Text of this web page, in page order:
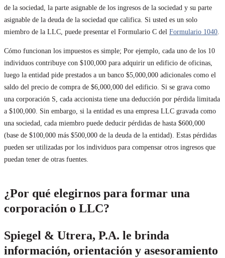
de la sociedad, la parte asignable de los ingresos de la sociedad y su parte
asignable de la deuda de la sociedad que califica. Si usted es un solo
miembro de la LLC, puede presentar el Formulario C del Formulario 1040
Cómo funcionan los impuestos es simple; Por ejemplo, cada uno de los 10
individuos contribuye con $100,000 para adquirir un edificio de oficinas,
luego la entidad pide prestados a un banco $5,000,000 adicionales como el
saldo del precio de compra de $6,000,000 del edificio. Si se grava como
una corporación S, cada accionista tiene una deducción por pérdida limitada
a $100,000. Sin embargo, si la entidad es una empresa LLC gravada como
una sociedad, cada miembro puede deducir pérdidas de hasta $600,000
(base de $100,000 más $500,000 de la deuda de la entidad). Estas pérdidas
pueden ser utilizadas por los individuos para compensar otros ingresos que
puedan tener de otras fuentes.
¿Por qué elegirnos para formar una
corporación o LLC?
Spiegel & Utrera, P.A. le brinda
información, orientación y asesoramiento